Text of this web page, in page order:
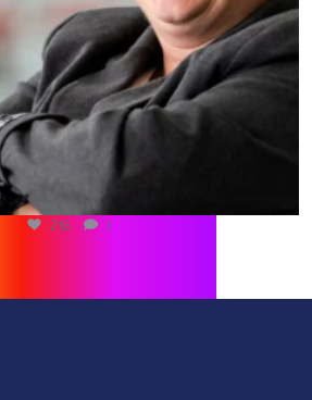
216 1